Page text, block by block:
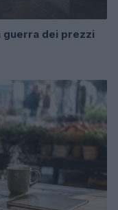
guerra dei prezzi